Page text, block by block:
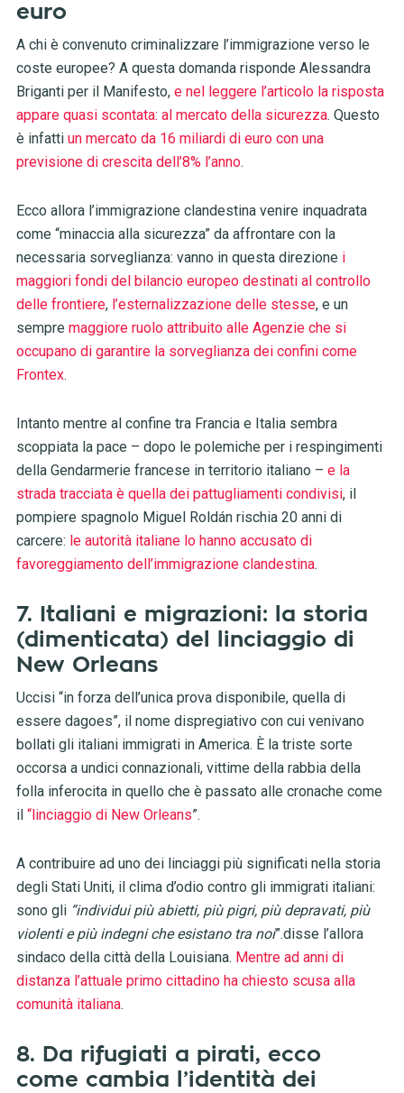
euro
A chi è convenuto criminalizzare l’immigrazione verso le
coste europee? A questa domanda risponde Alessandra
Briganti per il Manifesto, e nel leggere l’articolo la risposta
appare quasi scontata: al mercato della sicurezza. Questo
è infatti un mercato da 16 miliardi di euro con una
previsione di crescita dell’8% l’anno.
Ecco allora l’immigrazione clandestina venire inquadrata
come “minaccia alla sicurezza” da affrontare con la
necessaria sorveglianza: vanno in questa direzione i
maggiori fondi del bilancio europeo destinati al controllo
delle frontiere, l’esternalizzazione delle stesse, e un
sempre maggiore ruolo attribuito alle Agenzie che si
occupano di garantire la sorveglianza dei confini come
Frontex.
Intanto mentre al confine tra Francia e Italia sembra
scoppiata la pace – dopo le polemiche per i respingimenti
della Gendarmerie francese in territorio italiano – e la
strada tracciata è quella dei pattugliamenti condivisi, il
pompiere spagnolo Miguel Roldán rischia 20 anni di
carcere: le autorità italiane lo hanno accusato di
favoreggiamento dell’immigrazione clandestina.
7. Italiani e migrazioni: la storia
(dimenticata) del linciaggio di
New Orleans
Uccisi “in forza dell’unica prova disponibile, quella di
essere dagoes”, il nome dispregiativo con cui venivano
bollati gli italiani immigrati in America. È la triste sorte
occorsa a undici connazionali, vittime della rabbia della
folla inferocita in quello che è passato alle cronache come
il “linciaggio di New Orleans”.
A contribuire ad uno dei linciaggi più significati nella storia
degli Stati Uniti, il clima d’odio contro gli immigrati italiani:
sono gli “individui più abietti, più pigri, più depravati, più
violenti e più indegni che esistano tra noi”.disse l’allora
sindaco della città della Louisiana. Mentre ad anni di
distanza l’attuale primo cittadino ha chiesto scusa alla
comunità italiana.
8. Da rifugiati a pirati, ecco
come cambia l’identità dei